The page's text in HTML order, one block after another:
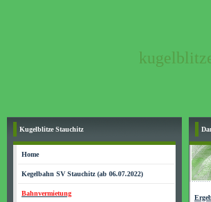
Kugelblitze Stauchitz
Home
Kegelbahn SV Stauchitz (ab 06.07.2022)
Bahnvermietung